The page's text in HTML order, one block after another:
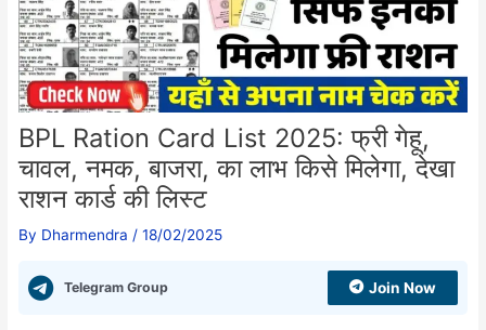
BPL Ration Card List 2025: फ्री गेहू,
चावल, नमक, बाजरा, का लाभ किसे मिलेगा, देखा
राशन कार्ड की लिस्ट
By Dharmendra /18/02/2025
Telegram Group Join Now